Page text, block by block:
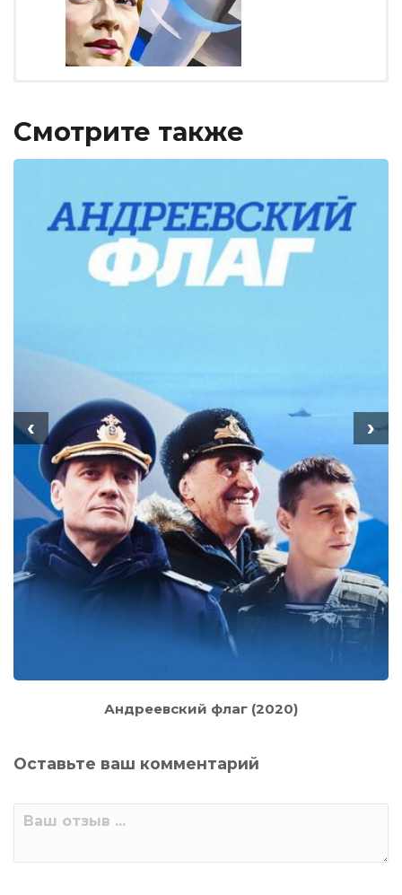
Смотрите также
Андреевский флаг (2020)
‹ ›
Оставьте ваш комментарий